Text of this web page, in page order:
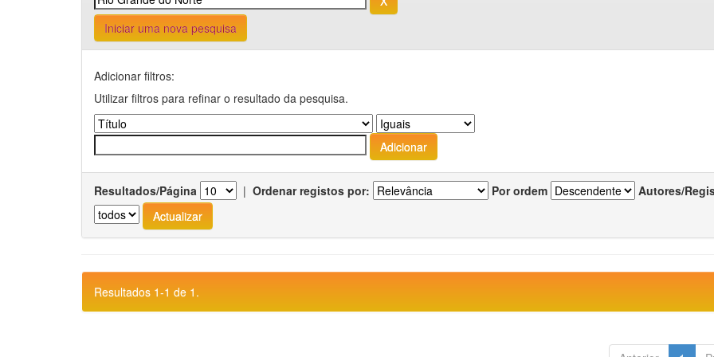
Iniciar uma nova pesquisa
Adicionar filtros:
Utilizar filtros para refinar o resultado da pesquisa.
Resultados/Página | Ordenar registos por: Por ordem Autores/
Resultados 1-1 de 1.